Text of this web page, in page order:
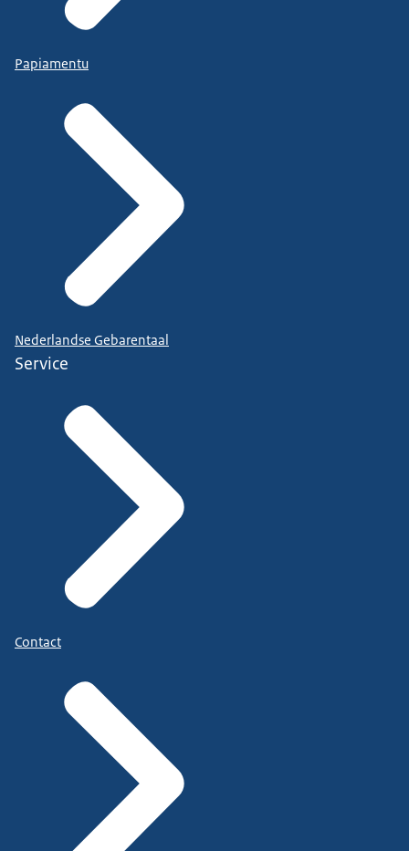
Papiamentu
Nederlandse Gebarentaal
Service
Contact